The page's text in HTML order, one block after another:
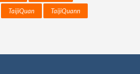
TaijiQuan TaijiQuann